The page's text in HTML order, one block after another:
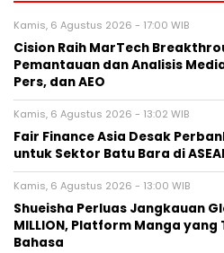
Kamis, 6 Agustus 2026 - 17:00 WIB
Cision Raih MarTech
Pemantauan dan Analisis
Pers, dan AEO
Kamis, 6 Agustus 2026 - 13:02 WIB
Fair Finance Asia Desak
untuk Sektor Batu Bara di
Kamis, 6 Agustus 2026 - 13:00 WIB
Shueisha Perluas Jangkauan
MILLION, Platform Manga
Bahasa